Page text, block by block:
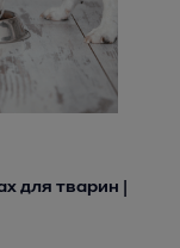
для тварин |